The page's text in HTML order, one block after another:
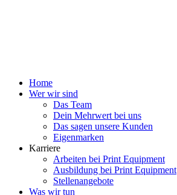
Home
Wer wir sind
Das Team
Dein Mehrwert bei uns
Das sagen unsere Kunden
Eigenmarken
Karriere
Arbeiten bei Print Equipment
Ausbildung bei Print Equipment
Stellenangebote
Was wir tun